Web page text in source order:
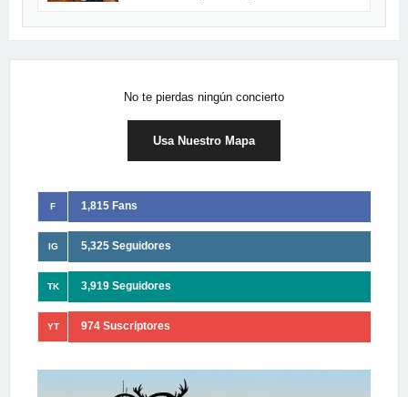
No te pierdas ningún concierto
Usa Nuestro Mapa
F 1,815 Fans
IG 5,325 Seguidores
TK 3,919 Seguidores
YT 974 Suscriptores